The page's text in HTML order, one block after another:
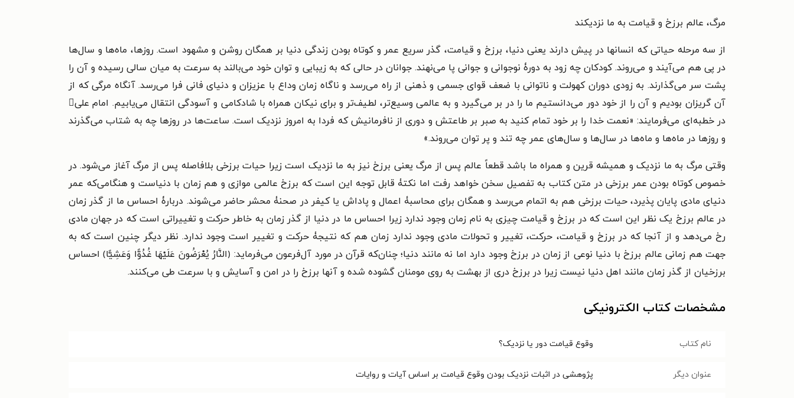
مرگ، عالم برزخ و قیامت به ما نزدیکند
از سه مرحله حیاتی که انسانها در پیش دارند یعنی دنیا، برزخ و قیامت، گذر سریع عمر و کوتاه بودن زندگی دنیا بر همگان روشن و مشهود است. روزها، ماه‌ها و سال‌ها
در پی هم می‌آیند و می‌روند. کودکان چه زود به دورۀ نوجوانی و جوانی پا می‌نهند. جوانان در حالی که به زیبایی و توان خود می‌بالند به سرعت به میان سالی رسیده و آن را
پشت سر می‌گذارند. به زودی دوران کهولت و ناتوانی با ضعف قوای جسمی و ذهنی از راه می‌رسد و ناگاه زمان وداع با عزیزان و دنیای فانی فرا می‌رسد. آنگاه مرگی که از
آن گریزان بودیم و آن را از خود دور می‌دانستیم ما را در بر می‌گیرد و به عالمی وسیع‌تر، لطیف‌تر و برای نیکان همراه با شادکامی و آسودگی انتقال می‌یابیم. امام علی
در خطبه‌ای می‌فرمایند: «نعمت خدا را بر خود تمام کنید به صبر بر طاعتش و دوری از نافرمانیش که فردا به امروز نزدیک است. ساعت‌ها در روزها چه به شتاب می‌گذرند
و روزها در ماه‌ها و ماه‌ها در سال‌ها و سال‌های عمر چه تند و پر توان می‌روند.»
وقتی مرگ به ما نزدیک و همیشه قرین و همراه ما باشد قطعاً عالم پس از مرگ یعنی برزخ نیز به ما نزدیک است زیرا حیات برزخی بلافاصله پس از مرگ آغاز می‌شود. در
خصوص کوتاه بودن عمر برزخی در متن کتاب به تفصیل سخن خواهد رفت اما نکتۀ قابل توجه این است که برزخ عالمی موازی و هم زمان با دنیاست و هنگامی‌که عمر
دنیای مادی پایان پذیرد، حیات برزخی هم به اتمام می‌رسد و همگان برای محاسبۀ اعمال و پاداش یا کیفر در صحنۀ محشر حاضر می‌شوند. دربارۀ احساس ما از گذر زمان
در عالم برزخ یک نظر این است که در برزخ و قیامت چیزی به نام زمان وجود ندارد زیرا احساس ما در دنیا از گذر زمان به خاطر حرکت و تغییراتی است که در جهان مادی
رخ می‌دهد و از آنجا که در برزخ و قیامت، حرکت، تغییر و تحولات مادی وجود ندارد زمان هم که نتیجۀ حرکت و تغییر است وجود ندارد. نظر دیگر چنین است که به
جهت هم زمانی عالم برزخ با دنیا نوعی از زمان در برزخ وجود دارد اما نه مانند دنیا؛ چنان‌که قرآن در مورد آل‌فرعون می‌فرماید: ﴿النَّارُ يُعْرَضُونَ عَلَيْهَا غُدُوًّا وَعَشِيًّا﴾ احساس
برزخیان از گذر زمان مانند اهل دنیا نیست زیرا در برزخ دری از بهشت به روی مومنان گشوده شده و آنها برزخ را در امن و آسایش و با سرعت طی می‌کنند.
مشخصات کتاب الکترونیکی
نام کتاب وقوع قیامت دور یا نزدیک؟
عنوان دیگر پژوهشی در اثبات نزدیک بودن وقوع قیامت بر اساس آیات و روایات